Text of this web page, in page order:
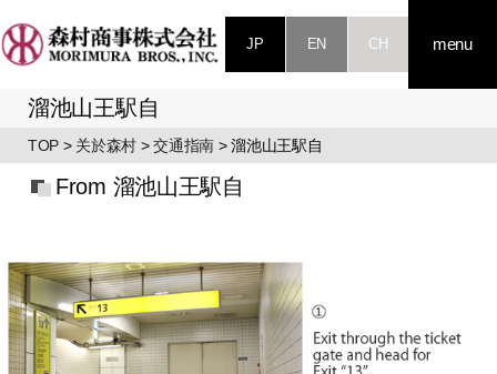
JP EN CH menu
溜池山王駅自
TOP > 关於森村 >交通指南 > 溜池山王駅自
From 溜池山王駅自